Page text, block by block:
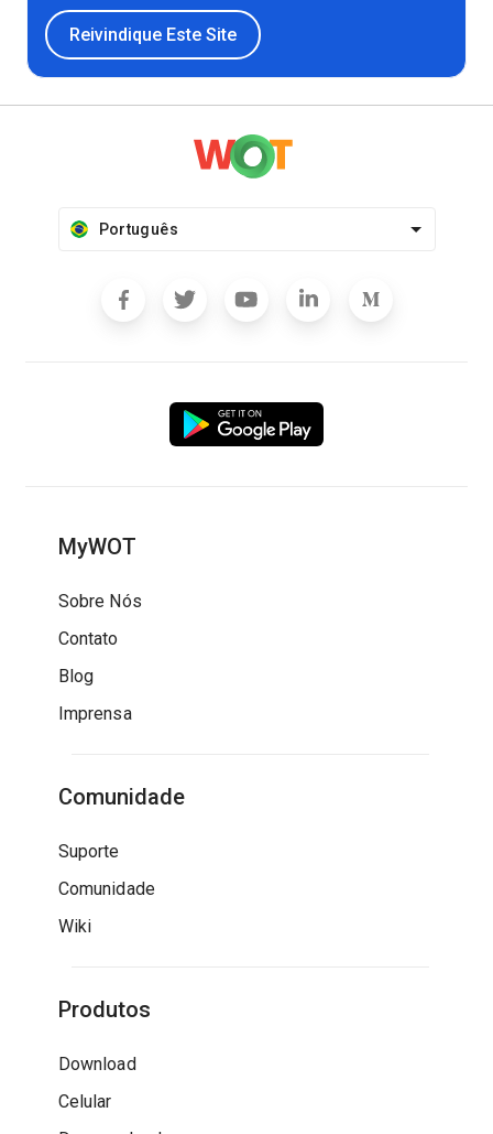
Reivindique Este Site
Português
MyWOT
Sobre Nós
Contato
Blog
Imprensa
Comunidade
Suporte
Comunidade
Wiki
Produtos
Download
Celular